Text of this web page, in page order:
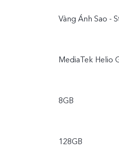
Vàng Ánh Sao -
MediaTek Helio
8GB
128GB